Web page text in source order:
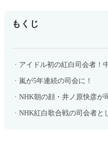
もくじ
アイドル初の紅白司会者！
嵐が5年連続の司会に！
NHK朝の顔・井ノ原快彦が
NHK紅白歌合戦の司会者と